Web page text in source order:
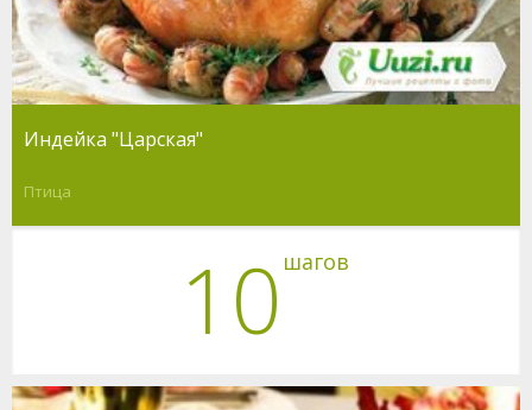
Индейка "Царская"
Птица
10 шагов